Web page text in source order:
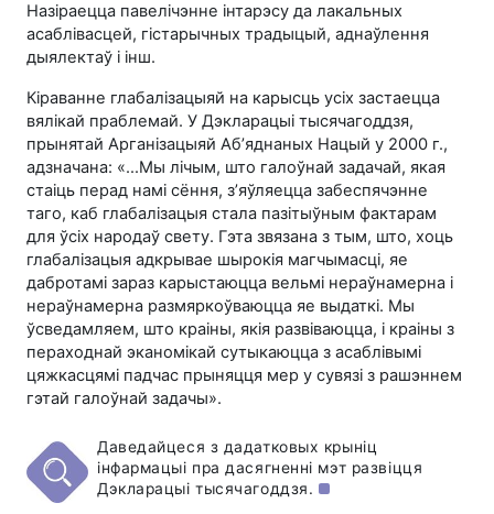
Назіраецца павелічэнне інтарэсу да лакальных
асаблівасцей, гістарычных традыцый, аднаўлення
дыялектаў і інш.
Кіраванне глабалізацыяй на карысць усіх застаецца
вялікай праблемай. У Дэкларацыі тысячагоддзя,
прынятай Арганізацыяй Аб’яднаных Нацый у 2000 г.,
адзначана: «…Мы лічым, што галоўнай задачай, якая
стаіць перад намі сёння, з’яўляецца забеспячэнне
таго, каб глабалізацыя стала пазітыўным фактарам
для ўсіх народаў свету. Гэта звязана з тым, што, хоць
глабалізацыя адкрывае шырокія магчымасці, яе
дабротамі зараз карыстаюцца вельмі нераўнамерна і
нераўнамерна размяркоўваюцца яе выдаткі. Мы
ўсведамляем, што краіны, якія развіваюцца, і краіны з
пераходнай эканомікай сутыкаюцца з асаблівымі
цяжкасцямі падчас прыняцця мер у сувязі з рашэннем
гэтай галоўнай задачы».
Даведайцеся з дадатковых крыніц
інфармацыі пра дасягненні мэт развіцця
Дэкларацыі тысячагоддзя.